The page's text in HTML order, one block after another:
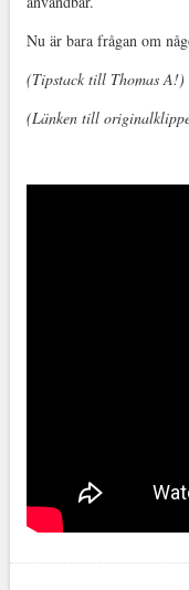
Nu är bara frågan om
(Tipstack till Thomas A!)
(Länken till